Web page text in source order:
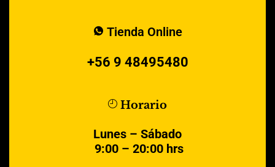
Tienda Online
+56 9 48495480
Horario
Lunes – Sábado
9:00 – 20:00 hrs